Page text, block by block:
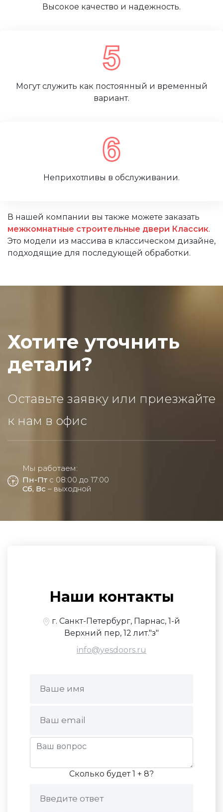
Высокое качество и надежность.
Могут служить как постоянный и временный
вариант.
Неприхотливы в обслуживании.
В нашей компании вы также можете заказать
межкомнатные строительные двери Классик.
Это модели из массива в классическом дизайне,
подходящие для последующей обработки.
Хотите уточнить
детали?
Оставьте заявку или приезжайте
к нам в офис
Мы работаем:
Пн-Пт с 08:00 до 17:00
Сб, Вс – выходной
Наши контакты
г. Санкт-Петербург, Парнас, 1-й
Верхний пер, 12 лит."з"
info@yesdoors.ru
Сколько будет 1 + 8?